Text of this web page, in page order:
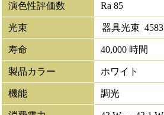
演色性評価数 Ra 85
光束 器具光束 4583
寿命 40,000 時間
製品カラー ホワイト
機能 調光